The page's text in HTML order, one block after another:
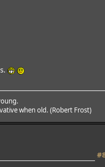
when old. (Robert Frost)